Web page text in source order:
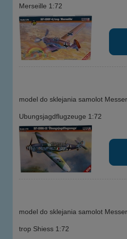
Merseille 1:72
model do sklejania samolot
Ubungsjagdflugzeuge 1:72
model do sklejania samolot
trop Shiess 1:72